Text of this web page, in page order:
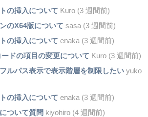
の挿入について Kuro (3 週間前)
のX64版について sasa (3 週間前)
の挿入について enaka (3 週間前)
ドの項目の変更について Kuro (3 週間前)
ルパス表示で表示階層を制限したいyuko
の挿入について enaka (3 週間前)
ついて質問 kiyohiro (4 週間前)